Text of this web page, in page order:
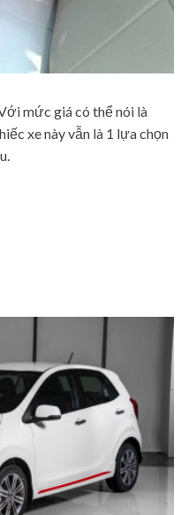
mức giá có thể nói là
xe này vẫn là 1 lựa chọn